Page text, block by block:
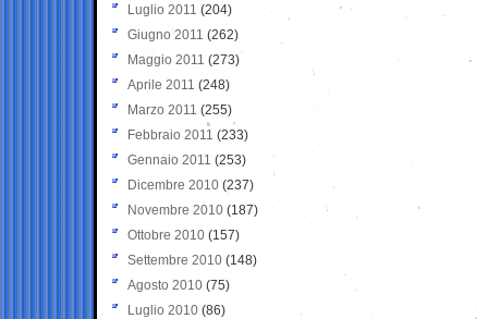
Luglio 2011 (204)
Giugno 2011 (262)
Maggio 2011 (273)
Aprile 2011 (248)
Marzo 2011 (255)
Febbraio 2011 (233)
Gennaio 2011 (253)
Dicembre 2010 (237)
Novembre 2010 (187)
Ottobre 2010 (157)
Settembre 2010 (148)
Agosto 2010 (75)
Luglio 2010 (86)